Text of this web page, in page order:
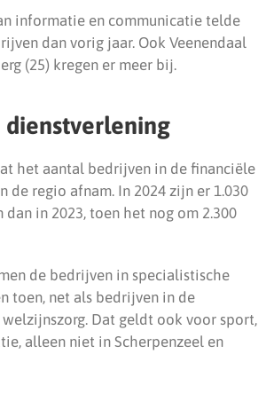
informatie en communicatie telde
dan vorig jaar. Ook Veenendaal
(25) kregen er meer bij.
dienstverlening
het aantal bedrijven in de financiële
de regio afnam. In 2024 zijn er 1.030
in 2023, toen het nog om 2.300
de bedrijven in specialistische
toen, net als bedrijven in de
Dat geldt ook voor sport,
alleen niet in Scherpenzeel en